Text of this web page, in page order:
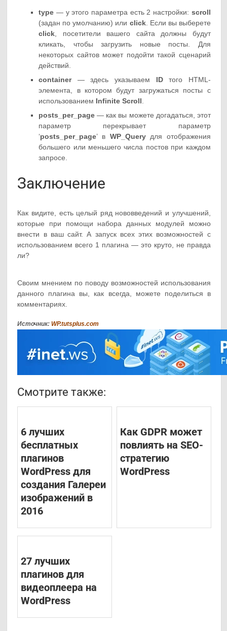
type — у этого параметра есть 2 настройки: scroll
(задан по умолчанию) или click. Если вы выберете
click , посетители вашего сайта должны будут
кликать, чтобы загрузить новые посты. Для
некоторых сайтов может подойти такой сценарий
действий.
container— здесь указываем IDтого HTML-
элемента, в котором будут загружаться посты с
использованием Infinite Scroll
posts_per_page — как вы можете догадаться, этот
параметр перекрывает параметр
‘posts_per_page’ в WP_Queryдля отображения
большего или меньшего числа постов при каждом
запросе.
Заключение
Как видите, есть целый ряд нововведений и улучшений,
которые при помощи набора данных модулей можно
внести в ваш сайт. А запуск всех этих возможностей с
использованием всего 1 плагина — это круто, не правда
ли?
Своим мнением по поводу возможностей использования
данного плагина вы, как всегда, можете поделиться в
комментариях.
Источник:WP.tutsplus.com
Смотрите также:
6 лучших
бесплатных
плагинов
WordPress для
создания Галереи
изображений в
2016
Как GDPR может
повлиять на SEO-
стратегию
WordPress
27 лучших
плагинов для
видеоплеера на
WordPress